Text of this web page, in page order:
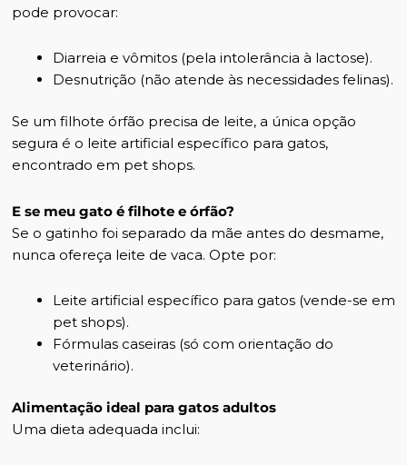
pode provocar:
Diarreia e vômitos (pela intolerância à lactose).
Desnutrição (não atende às necessidades felinas).
Se um filhote órfão precisa de leite, a única opção
segura é o leite artificial específico para gatos,
encontrado em pet shops.
E se meu gato é filhote e órfão?
Se o gatinho foi separado da mãe antes do desmame,
nunca ofereça leite de vaca. Opte por:
Leite artificial específico para gatos (vende-se em
pet shops).
Fórmulas caseiras (só com orientação do
veterinário).
Alimentação ideal para gatos adultos
Uma dieta adequada inclui: